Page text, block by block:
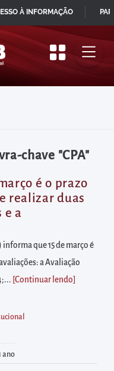
chave "CPA"
é o prazo
realizar duas
e a
que 15 de março é
a Avaliação
[Continuar lendo
ano
À INFORMAÇÃO